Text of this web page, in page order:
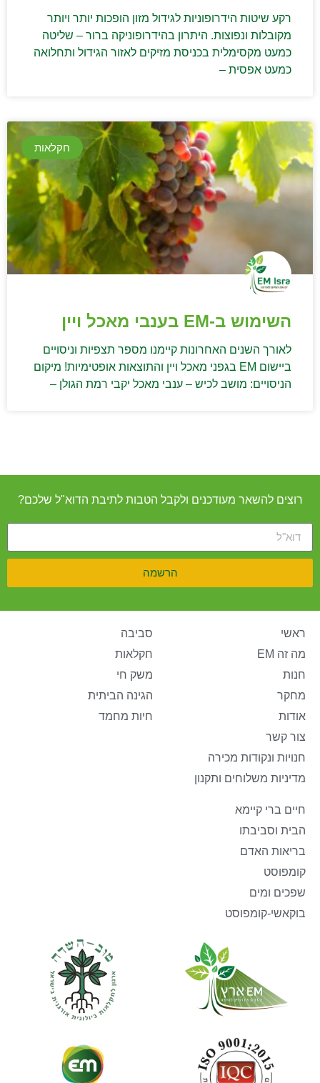
רקע שיטות הידרופוניות לגידול מזון הופכות יותר ויותר
מקובלות ונפוצות. היתרון בהידרופוניקה ברור – שליטה
כמעט מקסימלית בכניסת מזיקים לאזור הגידול ותחלואה
כמעט אפסית –
חקלאות
השימוש ב-EM בענבי מאכל ויין
לאורך השנים האחרונות קיימנו מספר תצפיות וניסויים
ביישום EM בגפני מאכל ויין והתוצאות אופטימיות! מיקום
הניסויים: מושב לכיש – ענבי מאכל יקבי רמת הגולן –
רוצים להשאר מעודכנים ולקבל הטבות לתיבת הדוא"ל שלכם?
הרשמה
ראשי
מה זה EM
חנות
מחקר
אודות
צור קשר
חנויות ונקודות מכירה
מדיניות משלוחים ותקנון
סביבה
חקלאות
משק חי
הגינה הביתית
חיות מחמד
חיים ברי קיימא
הבית וסביבתו
בריאות האדם
קומפוסט
שפכים ומים
בוקאשי-קומפוסט